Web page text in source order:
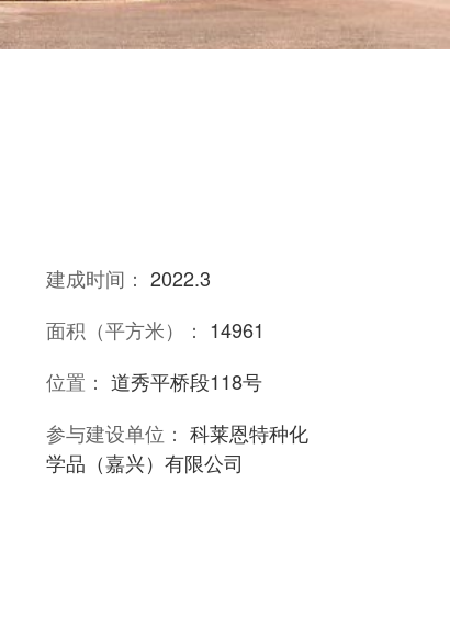
建成时间： 2022.3
面积（平方米）： 14961
位置： 道秀平桥段118号
参与建设单位： 科莱恩特种化
学品（嘉兴）有限公司